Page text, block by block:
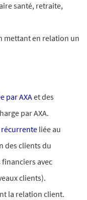
santé, retraite,
mettant en relation un
par AXAet des
par AXA.
liée au
des clients du
avec
clients).
la relation client.